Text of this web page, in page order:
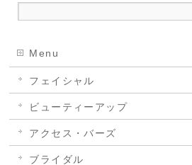
Menu
フェイシャル
ビューティーアップ
アクセス・バーズ
ブライダル